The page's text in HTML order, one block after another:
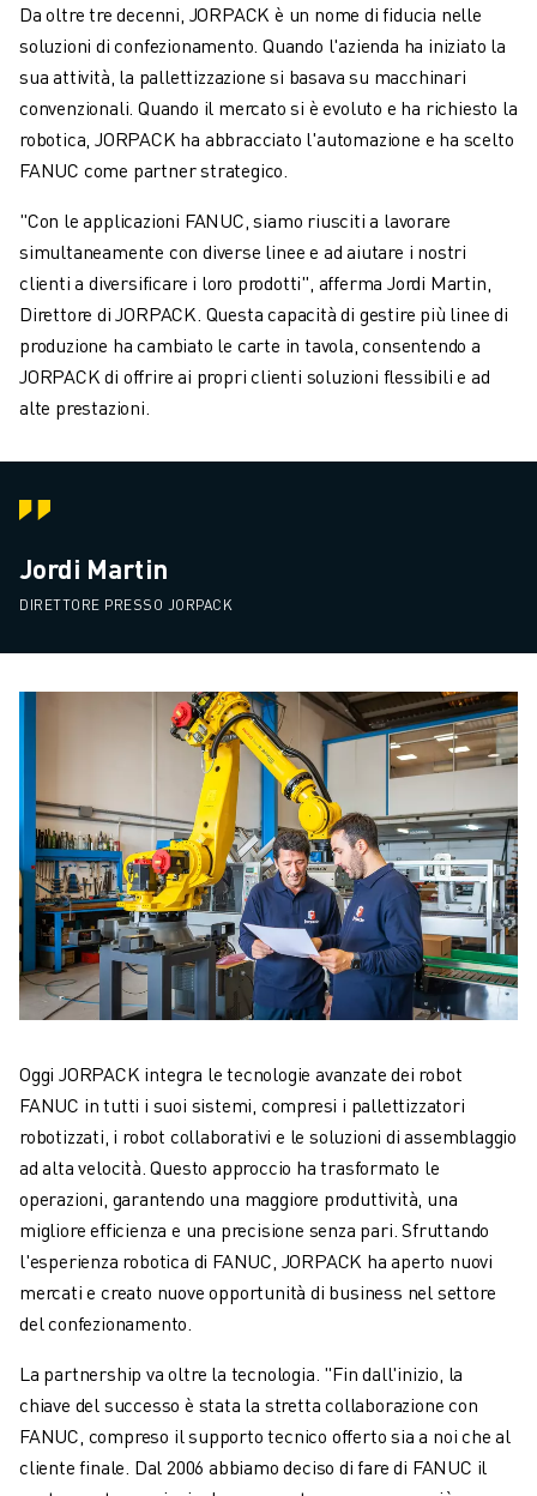
Da oltre tre decenni, JORPACK è un nome di fiducia nelle
soluzioni di confezionamento. Quando l'azienda ha iniziato la
sua attività, la pallettizzazione si basava su macchinari
convenzionali. Quando il mercato si è evoluto e ha richiesto la
robotica, JORPACK ha abbracciato l'automazione e ha scelto
FANUC come partner strategico.
"Con le applicazioni FANUC, siamo riusciti a lavorare
simultaneamente con diverse linee e ad aiutare i nostri
clienti a diversificare i loro prodotti", afferma Jordi Martin,
Direttore di JORPACK. Questa capacità di gestire più linee di
produzione ha cambiato le carte in tavola, consentendo a
JORPACK di offrire ai propri clienti soluzioni flessibili e ad
alte prestazioni.
Jordi Martin
DIRETTORE PRESSO JORPACK
Oggi JORPACK integra le tecnologie avanzate dei robot
FANUC in tutti i suoi sistemi, compresi i pallettizzatori
robotizzati, i robot collaborativi e le soluzioni di assemblaggio
ad alta velocità. Questo approccio ha trasformato le
operazioni, garantendo una maggiore produttività, una
migliore efficienza e una precisione senza pari. Sfruttando
l'esperienza robotica di FANUC, JORPACK ha aperto nuovi
mercati e creato nuove opportunità di business nel settore
del confezionamento.
La partnership va oltre la tecnologia. "Fin dall'inizio, la
chiave del successo è stata la stretta collaborazione con
FANUC, compreso il supporto tecnico offerto sia a noi che al
cliente finale. Dal 2006 abbiamo deciso di fare di FANUC il